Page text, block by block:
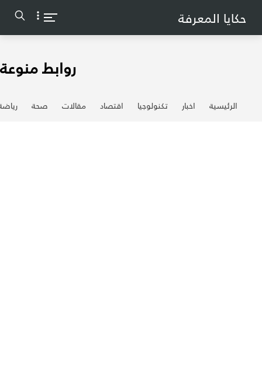
حكايا المعرفة
روابط منوعة
الرئيسية اخبار تكنولوجيا اقتصاد مقالات صحة